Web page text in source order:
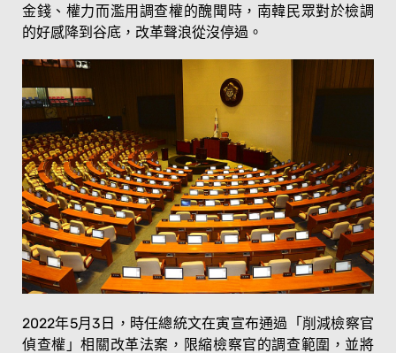
金錢、權力而濫用調查權的醜聞時，南韓民眾對於檢調
的好感降到谷底，改革聲浪從沒停過。
2022年5月3日，時任總統文在寅宣布通過「削減檢察官
偵查權」相關改革法案，限縮檢察官的調查範圍，並將